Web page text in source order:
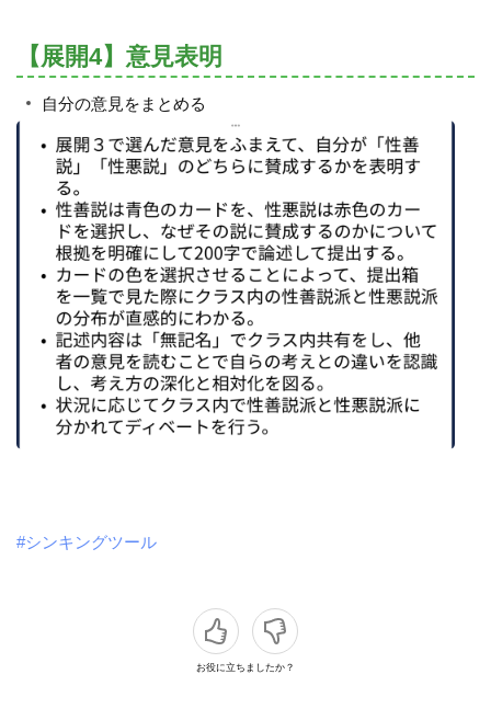
【展開4】意見表明
自分の意見をまとめる
#シンキングツール
お役に立ちましたか？